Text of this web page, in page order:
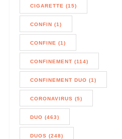
CIGARETTE (15)
CONFIN (1)
CONFINE (1)
CONFINEMENT (114)
CONFINEMENT DUO (1)
CORONAVIRUS (5)
DUO (463)
DUOS (248)